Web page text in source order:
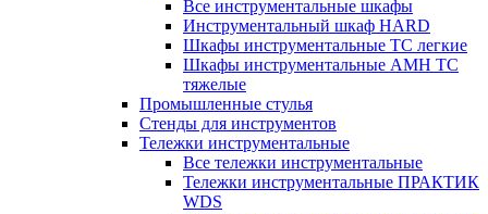
Все инструментальные шкафы
Инструментальный шкаф HARD
Шкафы инструментальные ТС легкие
Шкафы инструментальные AMH TC
тяжелые
Промышленные стулья
Стенды для инструментов
Тележки инструментальные
Все тележки инструментальные
Тележки инструментальные ПРАКТИК
WDS